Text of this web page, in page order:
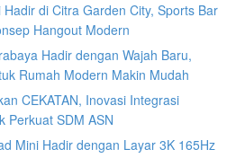
di Citra Garden City, Sports Bar
Hangout Modern
Hadir dengan Wajah Baru,
Rumah Modern Makin Mudah
CEKATAN, Inovasi Integrasi
Perkuat SDM ASN
Mini Hadir dengan Layar 3K 165Hz